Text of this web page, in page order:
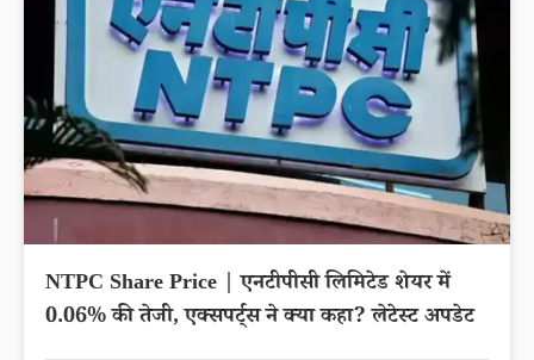
NTPC Share Price | एनटीपीसी लिमिटेड शेयर में
0.06% की तेजी, एक्सपर्ट्स ने क्या कहा? लेटेस्ट अपडेट